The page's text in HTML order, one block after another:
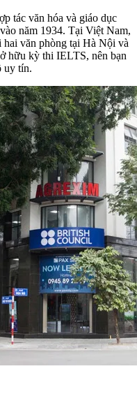
tác văn hóa và giáo dục
năm 1934. Tại Việt Nam,
văn phòng tại Hà Nội và
hữu kỳ thi IELTS, nên bạn
uy tín.